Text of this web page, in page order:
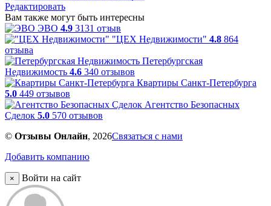
Редактировать
Вам также могут быть интересны
ЭВО 4.9 3131 отзыв
"ЦЕХ Недвижимости" 4.8 864
отзыва
Петербургская
Недвижимость 4.6 340 отзывов
Квартиры Санкт-Петербурга
5.0 449 отзывов
Агентство Безопасных
Сделок 5.0 570 отзывов
© Отзывы Онлайн, 2026Связаться с нами
Добавить компанию
× Войти на сайт